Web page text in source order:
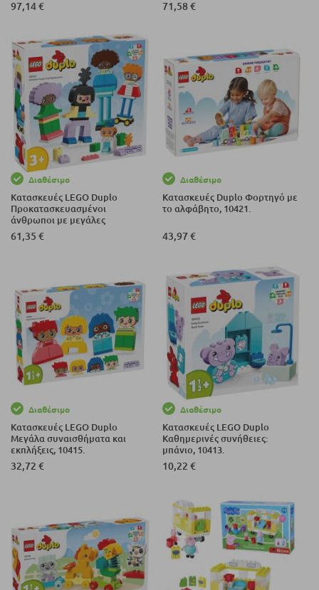
97,14 € 71,58 €
Διαθέσιμο
Κατασκευές LEGO Duplo
Προκατασκευασμένοι
άνθρωποι με μεγάλες
συγκινήσεις, 10423.
61,35 €
Διαθέσιμο
Κατασκευές Duplo Φορτηγό με
το αλφάβητο, 10421.
43,97 €
Διαθέσιμο
Κατασκευές LEGO Duplo
Μεγάλα συναισθήματα και
εκπλήξεις, 10415.
32,72 €
Διαθέσιμο
Κατασκευές LEGO Duplo
Καθημερινές συνήθειες:
μπάνιο, 10413.
10,22 €